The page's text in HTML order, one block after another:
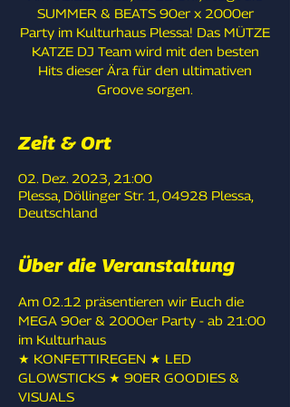
SUMMER & BEATS 90er x 2000er
Party im Kulturhaus Plessa! Das MÜTZE
KATZE DJ Team wird mit den besten
Hits dieser Ära für den ultimativen
Groove sorgen.
Zeit & Ort
02. Dez. 2023, 21:00
Plessa, Döllinger Str. 1, 04928 Plessa,
Deutschland
Über die Veranstaltung
Am 02.12 präsentieren wir Euch die
MEGA 90er & 2000er Party - ab 21:00
im Kulturhaus
★ KONFETTIREGEN ★ LED
GLOWSTICKS ★ 90ER GOODIES &
VISUALS